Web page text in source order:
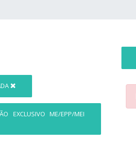
EXCLUSIVO ME/EPP/MEI